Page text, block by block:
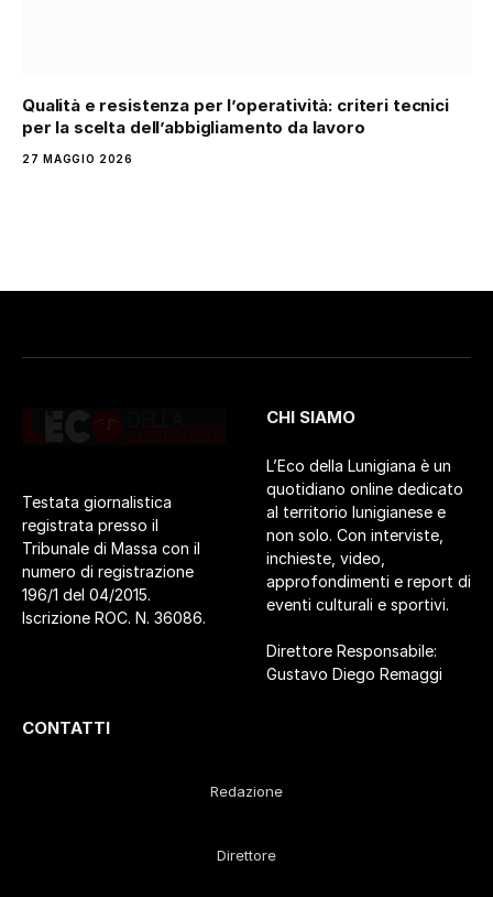
Qualità e resistenza per l’operatività: criteri tecnici
per la scelta dell’abbigliamento da lavoro
27 MAGGIO 2026
Testata giornalistica
registrata presso il
Tribunale di Massa con il
numero di registrazione
196/1 del 04/2015.
Iscrizione ROC. N. 36086.
CHI SIAMO
L’Eco della Lunigiana è un
quotidiano online dedicato
al territorio lunigianese e
non solo. Con interviste,
inchieste, video,
approfondimenti e report di
eventi culturali e sportivi.
Direttore Responsabile:
Gustavo Diego Remaggi
CONTATTI
Redazione
Direttore